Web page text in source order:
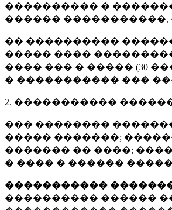
���������� �
������
�� ����������
����� ����
���� ��� � ����� (30
� ����������� ���
2. �����������
��� ��������
����� �������;
������� �� ����;
� ���� � ������
�����������
���������� ������